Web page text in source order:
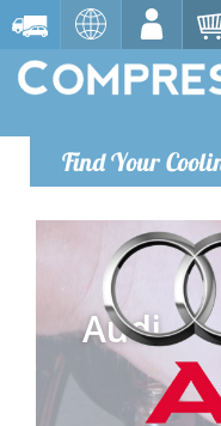
Find Your
Audi